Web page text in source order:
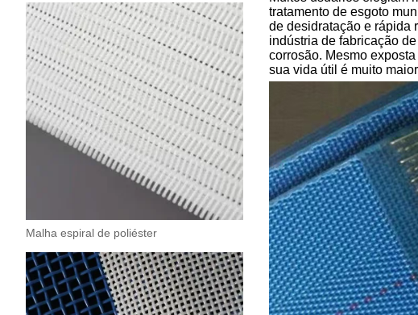
Malha espiral de poliéster
tratamento de esgoto
de desidratação e rápida
indústria de fabricação
corrosão. Mesmo
sua vida útil é muito